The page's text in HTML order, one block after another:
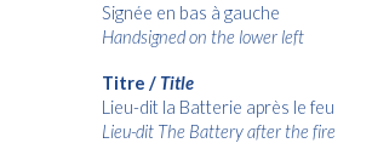
Signée en bas à gauche
Handsigned on the lower left
Titre / Title
Lieu-dit la Batterie après le feu
Lieu-dit The Battery after the fire